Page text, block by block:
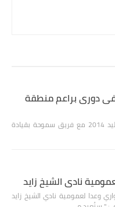
دورى براعم منطقة
كتب -مسعد مجاهد تعادل فريق الزمالك مواليد 2014 مع فريق سموحة بقيادة
نادي الشيخ زايد
وعدا لعمومية نادي الشيخ زايد